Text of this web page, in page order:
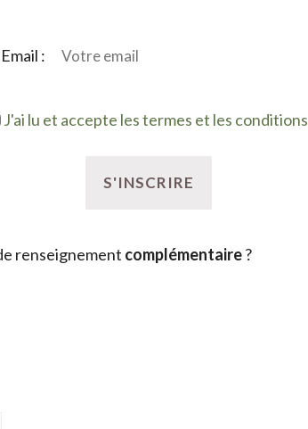
Email :
J'ai lu et accepte les termes et les conditions
renseignement complémentaire?